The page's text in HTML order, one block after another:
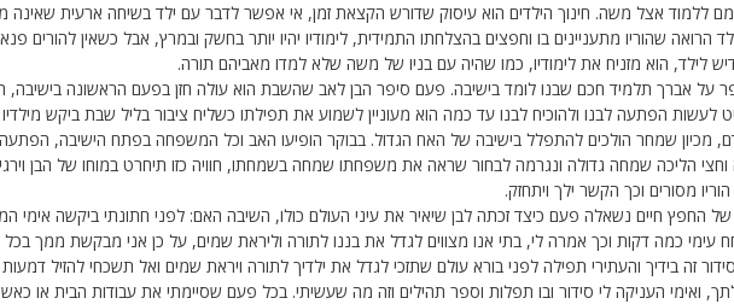
ללמוד אצל משה. חינוך הילדים הוא עיסוק שדורש הקצאת זמן, אי אפשר לדבר עם ילד בשיחה ארעית שאינה
הרואה שהוריו מתעניינים בו וחפצים בהצלחתו התמידית, לימודיו יהיו יותר בחשק ובמרץ, אבל כשאין להורים
לילד, הוא מזניח את לימודיו, כמו שהיה עם בניו של משה שלא למדו מאביהם תורה.
על אברך תלמיד חכם שבנו לומד בישיבה. פעם סיפר הבן לאב שהשבת הוא עולה חזן בפעם הראשונה בישיבה,
לעשות הפתעה לבנו ולהוכיח לבנו עד כמה הוא מעוניין לשמוע את תפילתו כשליח ציבור בליל שבת ביקש מילדיו
מכיון שמחר הולכים להתפלל בישיבה של האח הגדול. בבוקר הופיעו האב וכל המשפחה בפתח הישיבה,
הליכה שמחה גדולה ונגרמה לבחור שראה את משפחתו שמחה בשמחתו, חוויה כזו תיחרט במוחו של הבן
מסורים וכך הקשר ילך ויתחזק.
של החפץ חיים נשאלה פעם כיצד זכתה לבן שיאיר את עיני העולם כולו, השיבה האם: לפני חתונתי ביקשה אימי
עימי כמה דקות וכך אמרה לי, בתי אנו מצווים לגדל את בננו לתורה וליראת שמים, על כן אני מבקשת ממך בכל
זה בידיך והעתירי תפילה לפני בורא עולם שתזכי לגדל את ילדיך לתורה ויראת שמים ואל תשכחי להזיל
ואימי העניקה לי סידור ובו תפלות וספר תהילים וזה מה שעשיתי. בכל פעם שסיימתי את עבודות הבית או